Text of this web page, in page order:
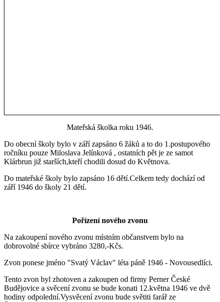
Mateřská školka roku 1946.
Do obecní školy bylo v září zapsáno 6 žáků a to do 1.postupového
ročníku pouze Miloslava Jelínková , ostatních pět je ze samot
Klárbrun již starších,kteří chodili dosud do Květnova.
Do mateřské školy bylo zapsáno 16 dětí.Celkem tedy dochází od
září 1946 do školy 21 dětí.
Pořízení nového zvonu
Na zakoupení nového zvonu místním občanstvem bylo na
dobrovolné sbírce vybráno 3280,-Kčs.
Zvon ponese jméno "Svatý Václav" léta páně 1946 - Novousedlíci.
Tento zvon byl zhotoven a zakoupen od firmy Perner České
Budějovice a svěcení zvonu se bude konati 12.května 1946 ve dvě
hodiny odpolední.Vysvěcení zvonu bude světiti farář ze